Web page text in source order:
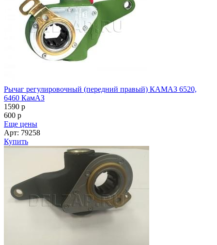
Рычаг регулировочный (передний правый) КАМАЗ 6520,
6460 КамАЗ
1590 p
600 p
Еще цены
Арт: 79258
Купить